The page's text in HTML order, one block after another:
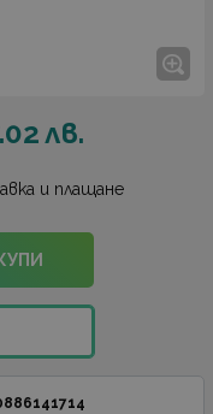
лв.
и плащане
КУПИ